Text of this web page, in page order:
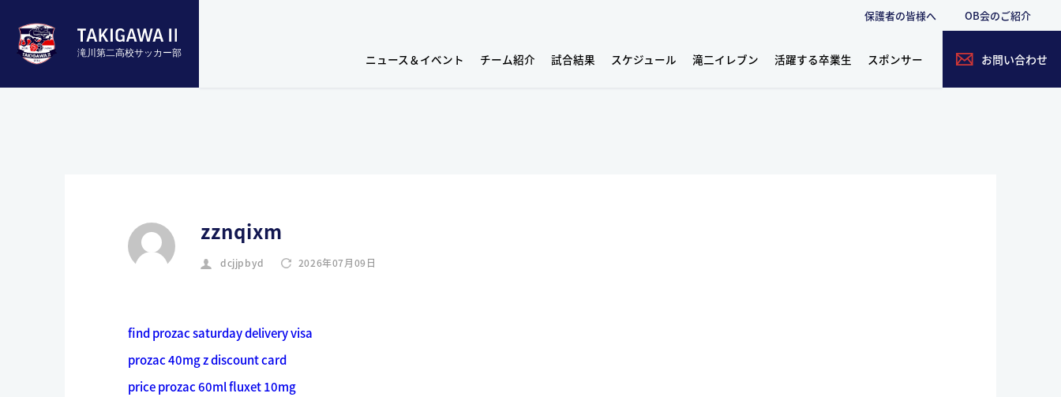
滝川第二高校サッカー部
保護者の皆様へ OB会のご紹介
ニュース＆イベント チーム紹介 試合結果 スケジュール 滝二イレブン 活躍する卒業生 スポンサー お問い合わせ
zznqixm
dcjjpbyd 2026年07月09日
find prozac saturday delivery visa
prozac 40mg z discount card
price prozac 60ml fluxet 10mg